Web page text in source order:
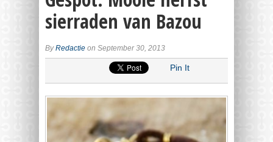
sierraden van Bazou
ByRedactie on September 30, 2013
Pin It